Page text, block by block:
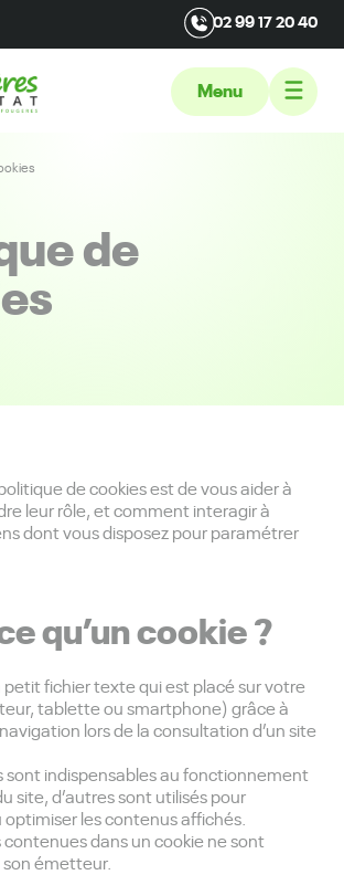
02 99 17 20 40
Menu
de
de cookies est de vous aider à
leur rôle, et comment interagir à
dont vous disposez pour paramétrer
qu’un cookie ?
petit fichier texte qui est placé sur votre
tablette ou smartphone) grâce à
lors de la consultation d’un site
sont indispensables au fonctionnement
site, d’autres sont utilisés pour
les contenus affichés.
dans un cookie ne sont
son émetteur.